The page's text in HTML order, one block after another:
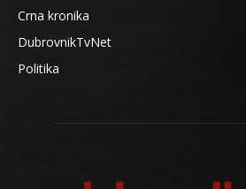
Crna kronika
DubrovnikTvNet
Politika